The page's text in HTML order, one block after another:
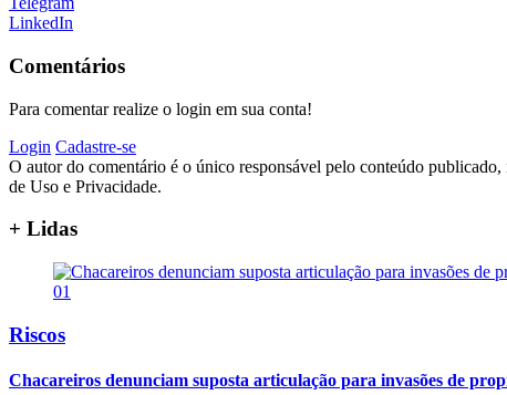
LinkedIn
Comentários
Para comentar realize o login em sua conta!
Login Cadastre-se
O autor do comentário é o único responsável pelo conteúdo
de Uso e Privacidade.
+ Lidas
01
Riscos
Chacareiros denunciam suposta articulação para invasões de